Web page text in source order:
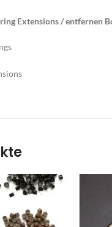
Extensions / entfernen